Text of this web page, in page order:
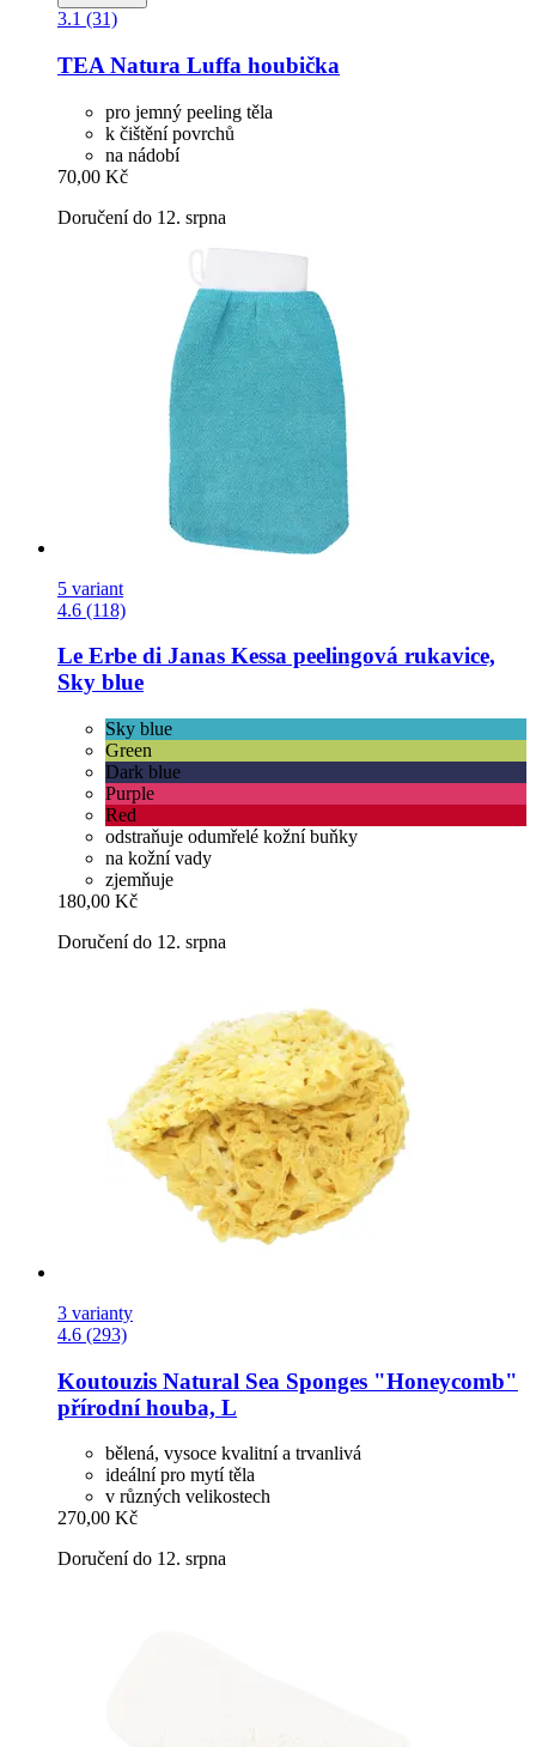
3.1 (31)
TEA Natura Luffa houbička
pro jemný peeling těla
k čištění povrchů
na nádobí
70,00 Kč
Doručení do 12. srpna
5 variant
4.6 (118)
Le Erbe di Janas Kessa peelingová rukavice,
Sky blue
Sky blue
Green
Dark blue
Purple
Red
odstraňuje odumřelé kožní buňky
na kožní vady
zjemňuje
180,00 Kč
Doručení do 12. srpna
3 varianty
4.6 (293)
Koutouzis Natural Sea Sponges "Honeycomb"
přírodní houba, L
bělená, vysoce kvalitní a trvanlivá
ideální pro mytí těla
v různých velikostech
270,00 Kč
Doručení do 12. srpna